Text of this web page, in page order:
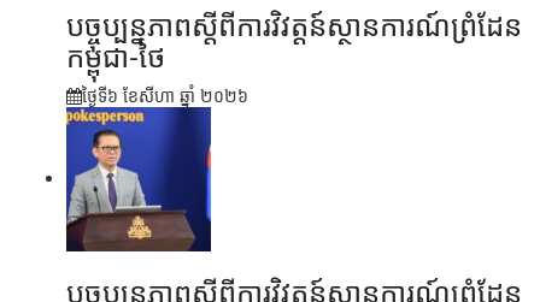
បច្ចុប្បន្នភាពស្ដីពីការវិវត្តន៍ស្ថានការណ៍ព្រំដែន
កម្ពុជា-ថៃ
ថ្ងៃទី៦ ខែ​សីហា ឆ្នាំ ២០២៦
បច្ចុប្បន្នភាពស្ដីពីការវិវត្តន៍ស្ថានការណ៍ព្រំដែន